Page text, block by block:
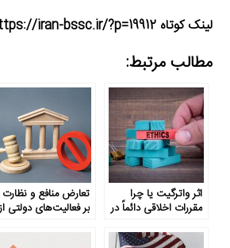
لینک کوتاه https://iran-bssc.ir/?p=19912
مطالب مرتبط:
اثر واترگیت یا چرا
مقررات اخلاقی دائماً در
تعارض منافع و نظارت
بر فعالیت‌های دولتی